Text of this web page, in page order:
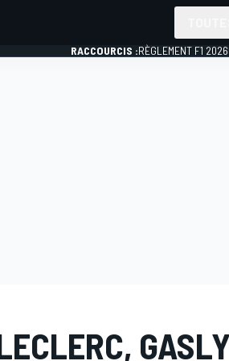
RACCOURCIS :RÈGLEMENT F1 2026